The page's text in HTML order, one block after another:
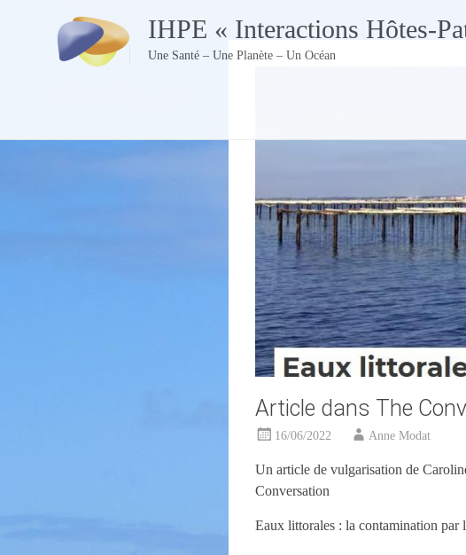
IHPE « Interactions Hôtes-
Une Santé – Une Planète – Un Océan
Article dans The
16/06/2022 Anne Modat
Un article de vulgarisation de
Conversation
Eaux littorales : la contamination par